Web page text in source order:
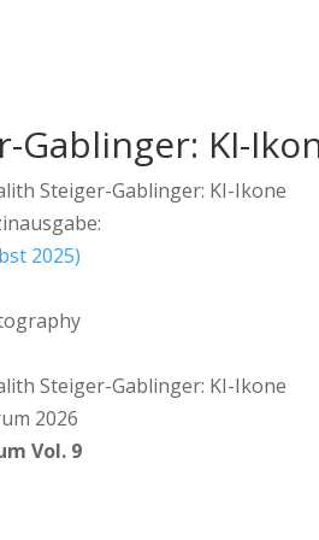
Gablinger: KI-
2025)
Vol. 9